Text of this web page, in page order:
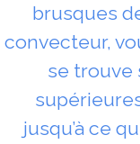
brusques
convecteur,
se trouve
jusqu’à ce